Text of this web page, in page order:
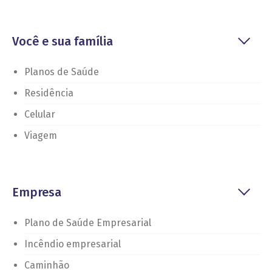
Você e sua família
Planos de Saúde
Residência
Celular
Viagem
Empresa
Plano de Saúde Empresarial
Incêndio empresarial
Caminhão